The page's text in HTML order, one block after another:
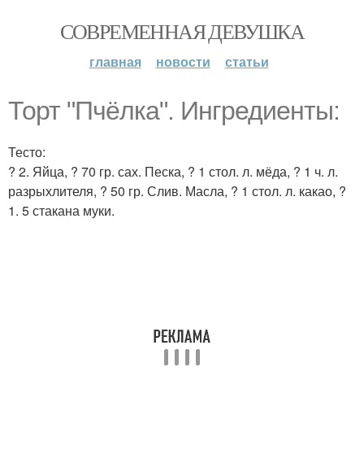
СОВРЕМЕННАЯ ДЕВУШКА
главная новости статьи
Торт "Пчёлка". Ингредиенты:
Тесто:
? 2. Яйца, ? 70 гр. сах. Песка, ? 1 стол. л. мёда, ? 1 ч. л.
разрыхлителя, ? 50 гр. Слив. Масла, ? 1 стол. л. какао, ?
1. 5 стакана муки.